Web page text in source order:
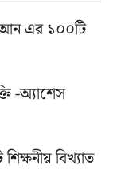
এর ১০০টি
-অ্যাশেস
বিখ্যাত